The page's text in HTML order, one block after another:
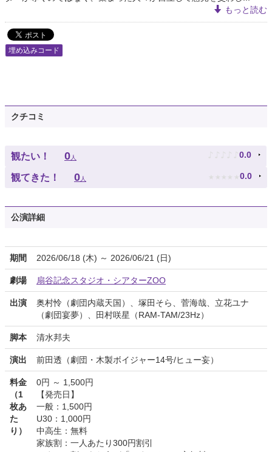
もっと読む
埋め込みコード
クチコミ
観たい！ 0人 ♪ ♪ ♪ ♪ ♪ 0.0
観てきた！ 0人 ★ ★ ★ ★ ★ 0.0
公演詳細
期間 2026/06/18 (木) ～ 2026/06/21 (日)
劇場 扇谷記念スタジオ・シアターZOO
出演
奥村怜（劇団内蔵天国）、塚田そら、菅海哉、立花ユナ
（劇団宴夢）、田村咲星（RAM-TAM/23Hz）
脚本 清水邦夫
演出 前田透（劇団・木製ボイジャー14号/ヒュー妄）
料金
（1
枚あ
た
り）
0円 ～ 1,500円
【発売日】
一般：1,500円
U30：1,000円
中高生：無料
家族割：一人あたり300円割引